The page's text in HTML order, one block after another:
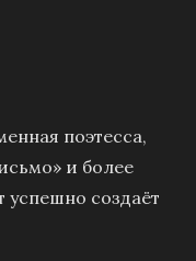
поэтесса,
и более
успешно создаёт